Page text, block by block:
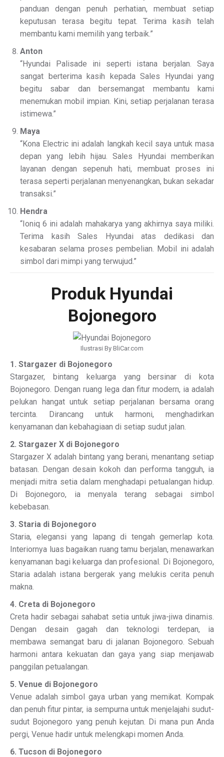
panduan dengan penuh perhatian, membuat setiap
keputusan terasa begitu tepat. Terima kasih telah
membantu kami memilih yang terbaik.”
Anton
“Hyundai Palisade ini seperti istana berjalan. Saya
sangat berterima kasih kepada Sales Hyundai yang
begitu sabar dan bersemangat membantu kami
menemukan mobil impian. Kini, setiap perjalanan terasa
istimewa.”
Maya
“Kona Electric ini adalah langkah kecil saya untuk masa
depan yang lebih hijau. Sales Hyundai memberikan
layanan dengan sepenuh hati, membuat proses ini
terasa seperti perjalanan menyenangkan, bukan sekadar
transaksi.”
Hendra
“Ioniq 6 ini adalah mahakarya yang akhirnya saya miliki.
Terima kasih Sales Hyundai atas dedikasi dan
kesabaran selama proses pembelian. Mobil ini adalah
simbol dari mimpi yang terwujud.”
Produk Hyundai
Bojonegoro
Ilustrasi By BliCar.com
1. Stargazer di Bojonegoro
Stargazer, bintang keluarga yang bersinar di kota
Bojonegoro. Dengan ruang lega dan fitur modern, ia adalah
pelukan hangat untuk setiap perjalanan bersama orang
tercinta. Dirancang untuk harmoni, menghadirkan
kenyamanan dan kebahagiaan di setiap sudut jalan.
2. Stargazer X di Bojonegoro
Stargazer X adalah bintang yang berani, menantang setiap
batasan. Dengan desain kokoh dan performa tangguh, ia
menjadi mitra setia dalam menghadapi petualangan hidup.
Di Bojonegoro, ia menyala terang sebagai simbol
kebebasan.
3. Staria di Bojonegoro
Staria, elegansi yang lapang di tengah gemerlap kota.
Interiornya luas bagaikan ruang tamu berjalan, menawarkan
kenyamanan bagi keluarga dan profesional. Di Bojonegoro,
Staria adalah istana bergerak yang melukis cerita penuh
makna.
4. Creta di Bojonegoro
Creta hadir sebagai sahabat setia untuk jiwa-jiwa dinamis.
Dengan desain gagah dan teknologi terdepan, ia
membawa semangat baru di jalanan Bojonegoro. Sebuah
harmoni antara kekuatan dan gaya yang siap menjawab
panggilan petualangan.
5. Venue di Bojonegoro
Venue adalah simbol gaya urban yang memikat. Kompak
dan penuh fitur pintar, ia sempurna untuk menjelajahi sudut-
sudut Bojonegoro yang penuh kejutan. Di mana pun Anda
pergi, Venue hadir untuk melengkapi momen Anda.
6. Tucson di Bojonegoro